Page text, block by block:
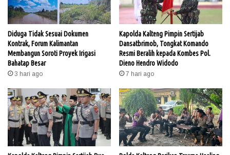
Diduga Tidak Sesuai Dokumen
Kontrak, Forum Kalimantan
Membangun Soroti Proyek Irigasi
Bahatap Besar
3 hari ago
Kapolda Kalteng Pimpin Sertijab
Dansatbrimob, Tongkat Komando
Resmi Beralih kepada Kombes Pol.
Dieno Hendro Widodo
7 hari ago